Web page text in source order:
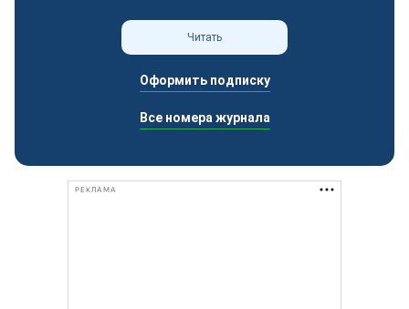
Читать
Оформить подписку
Все номера журнала
РЕКЛАМА